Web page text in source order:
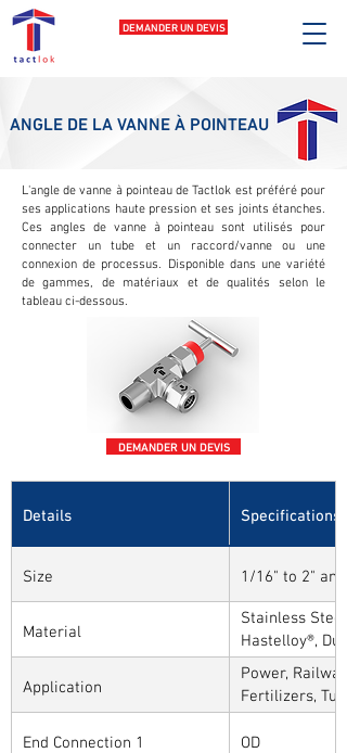
DEMANDER UN DEVIS
ANGLE DE LA VANNE À POINTEAU
L'angle de vanne à pointeau de Tactlok est préféré pour
ses applications haute pression et ses joints étanches.
Ces angles de vanne à pointeau sont utilisés pour
connecter un tube et un raccord/vanne ou une
connexion de processus. Disponible dans une variété
de gammes, de matériaux et de qualités selon le
tableau ci-dessous.
DEMANDER UN DEVIS
Details Specifications
Size 1/16" to 2"
Material
Stainless
Hastelloy®,
Alloys
Application
Power,
Fertilizers,
Sytems, Paper
End Connection 1
OD